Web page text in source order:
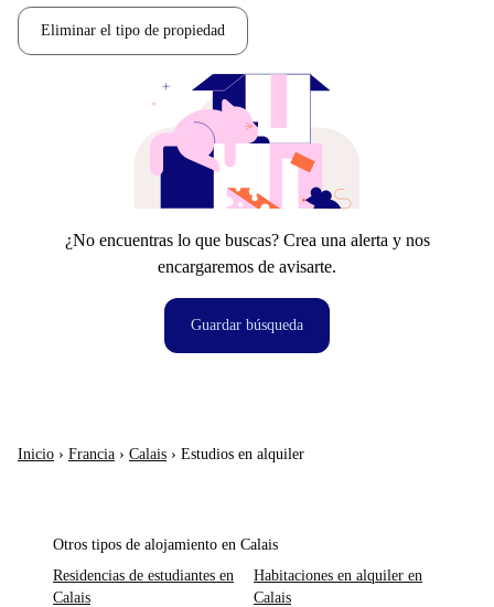
Eliminar el tipo de propiedad
¿No encuentras lo que buscas? Crea una alerta y nos
encargaremos de avisarte.
Guardar búsqueda
Inicio › Francia › Calais › Estudios en alquiler
Otros tipos de alojamiento en Calais
Residencias de estudiantes en
Calais
Habitaciones en alquiler en
Calais